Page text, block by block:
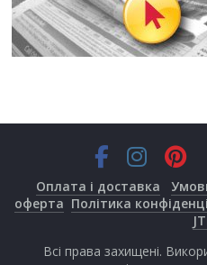
Оплата і доставка
оферта Політика
Всі права захищені.